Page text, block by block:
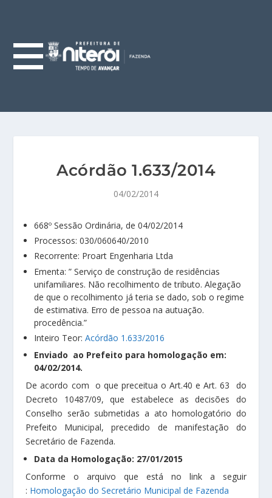
Acórdão 1.633/2014
04/02/2014
668º Sessão Ordinária, de 04/02/2014
Processos: 030/060640/2010
Recorrente: Proart Engenharia Ltda
Ementa: ” Serviço de construção de residências
unifamiliares. Não recolhimento de tributo. Alegação
de que o recolhimento já teria se dado, sob o regime
de estimativa. Erro de pessoa na autuação.
procedência.”
Inteiro Teor:Acórdão 1.633/2016
Enviado ao Prefeito para homologação em:
04/02/2014.
De acordo com o que preceitua o Art.40 e Art. 63 do
Decreto 10487/09, que estabelece as decisões do
Conselho serão submetidas a ato homologatório do
Prefeito Municipal, precedido de manifestação do
Secretário de Fazenda.
Data da Homologação: 27/01/2015
Conforme o arquivo que está no link a seguir
: Homologação do Secretário Municipal de Fazenda